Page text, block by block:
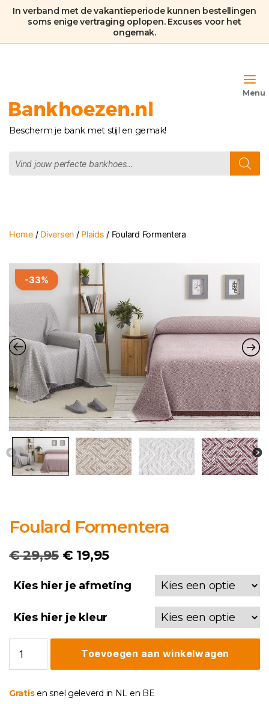
In verband met de vakantieperiode kunnen bestellingen
soms enige vertraging oplopen. Excuses voor het
ongemak.
Bankhoezen.nl
Bescherm je bank met stijl en gemak!
zoeken
Home/ Diversen/ Plaids / Foulard Formentera
-33%
Foulard Formentera
€29,95 Oorspronkelijke
was:
€ 29,95.
€19,95Huidige
is:
Kies hier je afmeting
Kies hier je kleur
Formentera
Toevoegen aan winkelwagen
Gratisen snel geleverd in NL en BE